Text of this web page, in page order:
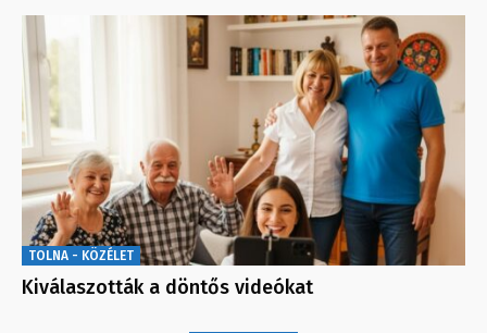
TOLNA - KÖZÉLET
Kiválaszották a döntős videókat